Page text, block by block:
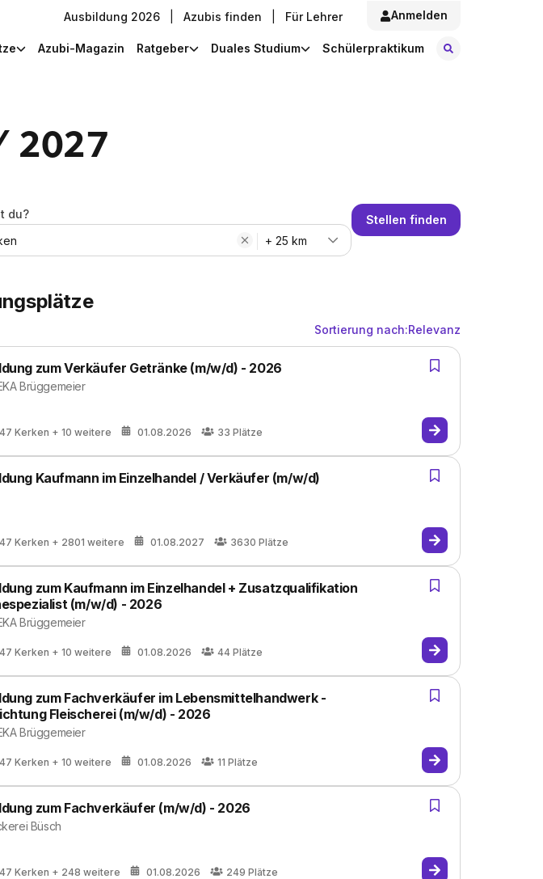
Ausbildung 2026 Azubis finden Für Lehrer Anmelden
Azubi-Magazin Ratgeber Duales Studium Schülerpraktikum
2027
du?
+ 25 km
Stellen finden
Sortierung nach:Relevanz
zum Verkäufer Getränke (m/w/d) - 2026
Brüggemeier
Kerken + 10 weitere 01.08.2026 33 Plätze
Kaufmann im Einzelhandel / Verkäufer (m/w/d)
Kerken + 2801 weitere 01.08.2027 3630 Plätze
zum Kaufmann im Einzelhandel + Zusatzqualifikation
(m/w/d) - 2026
Brüggemeier
Kerken + 10 weitere 01.08.2026 44 Plätze
zum Fachverkäufer im Lebensmittelhandwerk -
Fleischerei (m/w/d) - 2026
Brüggemeier
Kerken + 10 weitere 01.08.2026 11 Plätze
zum Fachverkäufer (m/w/d) - 2026
Büsch
Kerken + 248 weitere 01.08.2026 249 Plätze